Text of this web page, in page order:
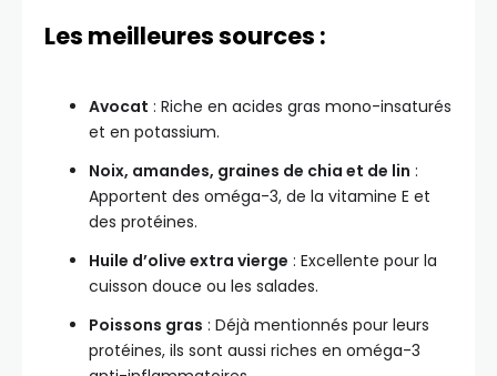
Les meilleures sources :
Avocat : Riche en acides gras mono-insaturés
et en potassium.
Noix, amandes, graines de chia et de lin :
Apportent des oméga-3, de la vitamine E et
des protéines.
Huile d’olive extra vierge : Excellente pour la
cuisson douce ou les salades.
Poissons gras : Déjà mentionnés pour leurs
protéines, ils sont aussi riches en oméga-3